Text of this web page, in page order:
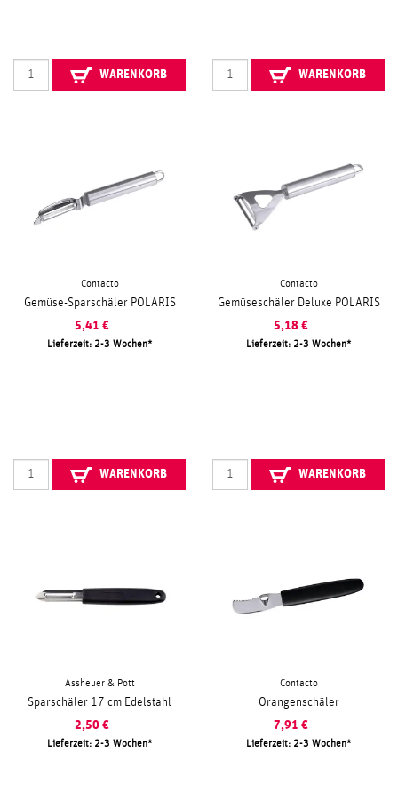
WARENKORB WARENKORB
Contacto
Gemüse-Sparschäler POLARIS
5,41 €
Lieferzeit: 2-3 Wochen
WARENKORB
Contacto
Gemüseschäler Deluxe POLARIS
5,18 €
Lieferzeit: 2-3 Wochen
WARENKORB
Assheuer & Pott
Sparschäler 17 cm Edelstahl
2,50 €
Lieferzeit: 2-3 Wochen
Contacto
Orangenschäler
7,91 €
Lieferzeit: 2-3 Wochen